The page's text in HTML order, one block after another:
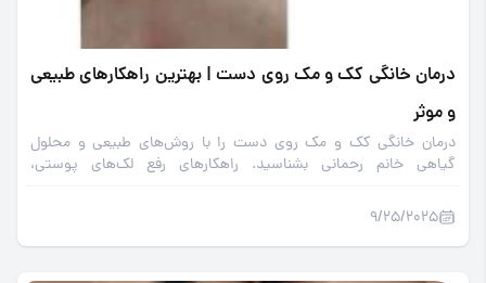
درمان خانگی کک و مک روی دست | بهترین راهکارهای طبیعی
و موثر
درمان خانگی کک و مک روی دست را با روش‌های طبیعی و محلول
گیاهی خانم رحمانی بشناسید. راهکارهای رفع لک‌های پوستی،
9/25/2025